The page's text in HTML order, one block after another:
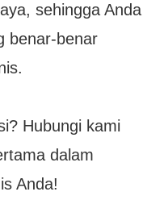
sehingga Anda
benar-benar
Hubungi kami
dalam
Anda!